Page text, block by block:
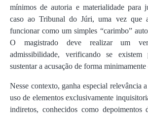
mínimos de autoria e materialidade para
caso ao Tribunal do Júri, uma vez que
funcionar como um simples “carimbo”
O magistrado deve realizar um
admissibilidade, verificando se existem
sustentar a acusação de forma minimamente
Nesse contexto, ganha especial relevância
uso de elementos exclusivamente
indiretos, conhecidos como depoimentos